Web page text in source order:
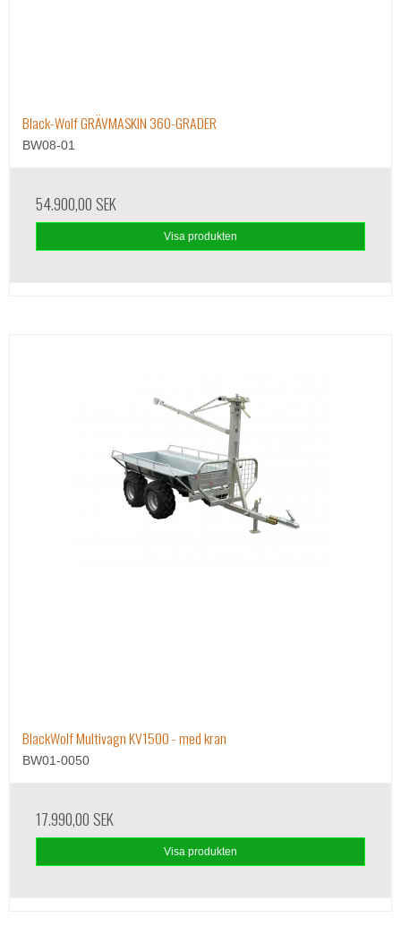
Black-Wolf GRÄVMASKIN 360-GRADER
BW08-01
54.900,00 SEK
Visa produkten
BlackWolf Multivagn KV1500 - med kran
BW01-0050
17.990,00 SEK
Visa produkten